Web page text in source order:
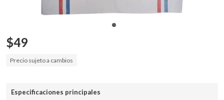
$49
Precio sujeto a cambios
Especificaciones principales